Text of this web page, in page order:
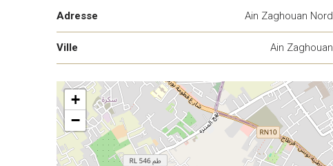
Adresse Ain Zaghouan Nord
Ville Ain Zaghouan
+
−